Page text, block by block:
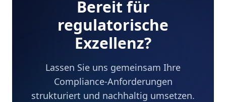
Bereit für
regulatorische
Exzellenz?
Lassen Sie uns gemeinsam Ihre
Compliance-Anforderungen
strukturiert und nachhaltig umsetzen.